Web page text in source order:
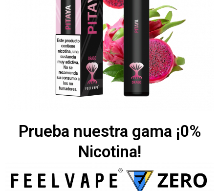
Prueba nuestra gama ¡0%
Nicotina!